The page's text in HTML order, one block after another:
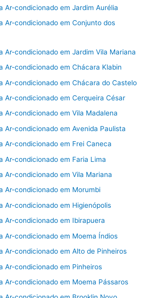
Ar-condicionado em Jardim Aurélia
Ar-condicionado em Conjunto dos
Ar-condicionado em Jardim Vila Mariana
Ar-condicionado em Chácara Klabin
Ar-condicionado em Chácara do Castelo
Ar-condicionado em Cerqueira César
Ar-condicionado em Vila Madalena
Ar-condicionado em Avenida Paulista
Ar-condicionado em Frei Caneca
Ar-condicionado em Faria Lima
Ar-condicionado em Vila Mariana
Ar-condicionado em Morumbi
Ar-condicionado em Higienópolis
Ar-condicionado em Ibirapuera
Ar-condicionado em Moema Índios
Ar-condicionado em Alto de Pinheiros
Ar-condicionado em Pinheiros
Ar-condicionado em Moema Pássaros